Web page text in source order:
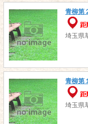
青柳第
埼玉県
青柳第
埼玉県